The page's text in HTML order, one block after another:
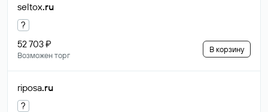
seltox.ru
?
52 703 ₽
Возможен торг
В корзину
riposa.ru
?